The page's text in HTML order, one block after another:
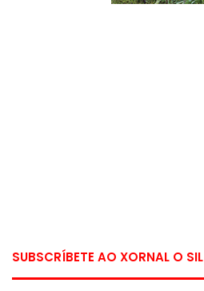
SUBSCRÍBETE AO XORNAL O SIL